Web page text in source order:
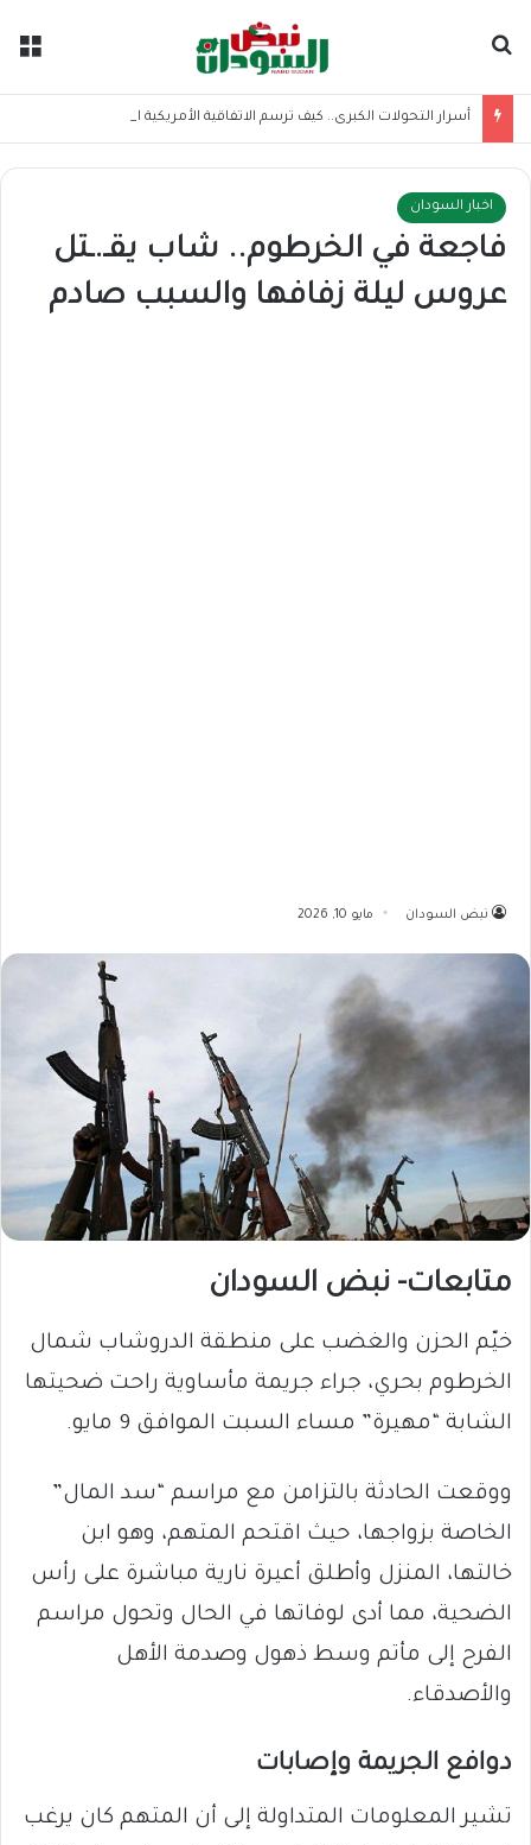
اخبار السودان
فاجعة في الخرطوم.. شاب يقـ.ـتل
عروس ليلة زفافها والسبب صادم
نبض السودان مايو 10, 2026
متابعات- نبض السودان
خيّم الحزن والغضب على منطقة الدروشاب شمال
الخرطوم بحري، جراء جريمة مأساوية راحت ضحيتها
الشابة “مهيرة” مساء السبت الموافق 9 مايو.
ووقعت الحادثة بالتزامن مع مراسم “سد المال”
الخاصة بزواجها، حيث اقتحم المتهم، وهو ابن
خالتها، المنزل وأطلق أعيرة نارية مباشرة على رأس
الضحية، مما أدى لوفاتها في الحال وتحول مراسم
الفرح إلى مأتم وسط ذهول وصدمة الأهل
والأصدقاء.
دوافع الجريمة وإصابات
تشير المعلومات المتداولة إلى أن المتهم كان يرغب